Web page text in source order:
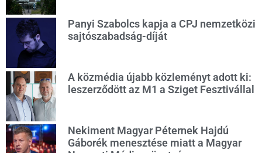
Panyi Szabolcs kapja a CPJ nemzetközi
sajtószabadság-díját
A közmédia újabb közleményt adott ki:
leszerződött az M1 a Sziget Fesztivállal
Nekiment Magyar Péternek Hajdú
Gáborék menesztése miatt a Magyar